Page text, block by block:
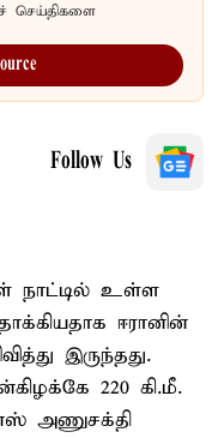
செய்திகளை
Follow Us
நாட்டில் உள்ள
ஈரானின்
இருந்தது.
220 கி.மீ.
அணுசக்தி